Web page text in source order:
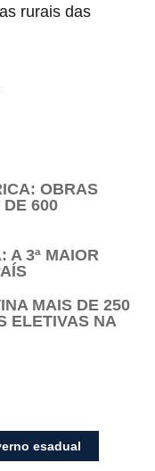
rurais das
OBRAS
600
A 3ª MAIOR
MAIS DE 250
ELETIVAS NA
esadual